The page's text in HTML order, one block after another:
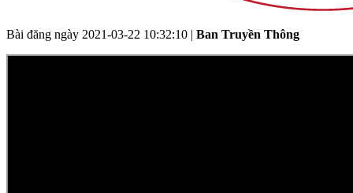
Bài đăng ngày 2021-03-22 10:32:10 | Ban Truyền Thông